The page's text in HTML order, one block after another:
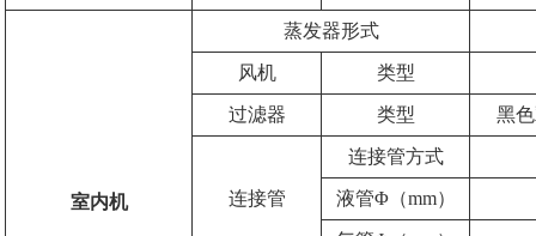
室内机
蒸发器形式
风机 类型
过滤器 类型 黑
连接管
连接管方式
液管Φ（mm）